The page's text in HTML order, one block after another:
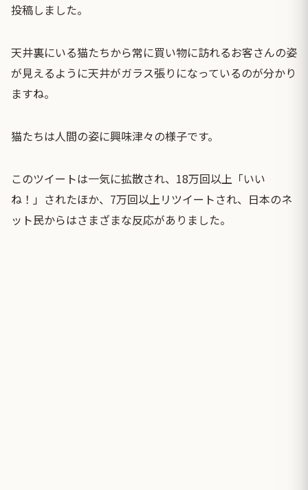
投稿しました。
天井裏にいる猫たちから常に買い物に訪れるお客さんの姿
が見えるように天井がガラス張りになっているのが分かり
ますね。
猫たちは人間の姿に興味津々の様子です。
このツイートは一気に拡散され、18万回以上「いい
ね！」されたほか、7万回以上リツイートされ、日本のネ
ット民からはさまざまな反応がありました。